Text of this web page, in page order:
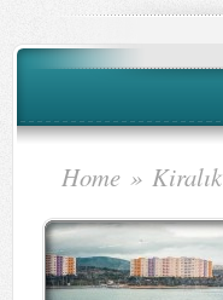
Home » Kiralık